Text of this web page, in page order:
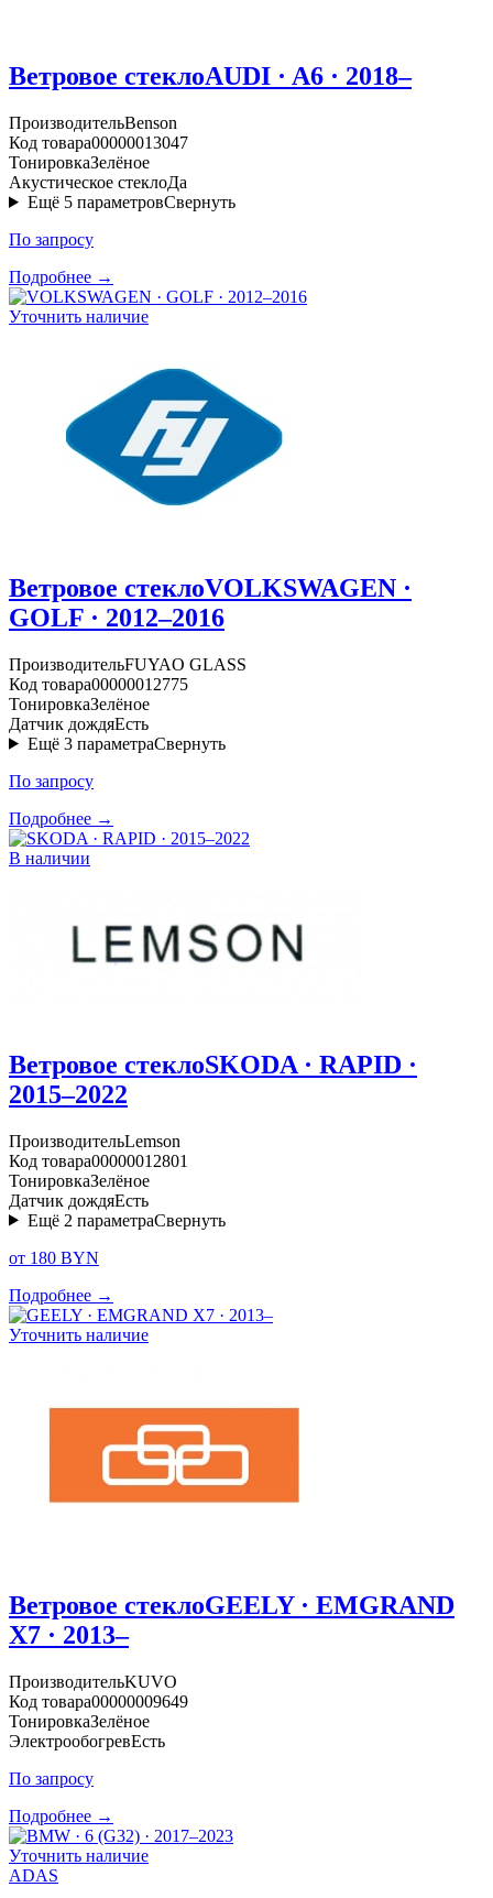
Ветровое стеклоAUDI · A6 · 2018–
ПроизводительBenson
Код товара00000013047
ТонировкаЗелёное
Акустическое стеклоДа
Ещё 5 параметровСвернуть
По запросу
Подробнее →
Уточнить наличие
Ветровое стеклоVOLKSWAGEN ·
GOLF · 2012–2016
ПроизводительFUYAO GLASS
Код товара00000012775
ТонировкаЗелёное
Датчик дождяЕсть
Ещё 3 параметраСвернуть
По запросу
Подробнее →
В наличии
Ветровое стеклоSKODA · RAPID ·
2015–2022
ПроизводительLemson
Код товара00000012801
ТонировкаЗелёное
Датчик дождяЕсть
Ещё 2 параметраСвернуть
от 180 BYN
Подробнее →
Уточнить наличие
Ветровое стеклоGEELY · EMGRAND
X7 · 2013–
ПроизводительKUVO
Код товара00000009649
ТонировкаЗелёное
ЭлектрообогревЕсть
По запросу
Подробнее →
Уточнить наличие
ADAS